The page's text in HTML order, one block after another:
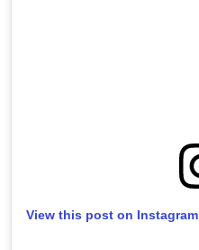
View this post on Instagram